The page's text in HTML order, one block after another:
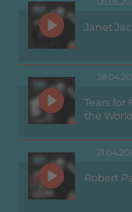
Janet
Tears for
the World
Robert